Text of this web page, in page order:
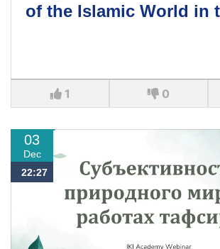
of the Islamic World in
1 0
03
Dec
22:27